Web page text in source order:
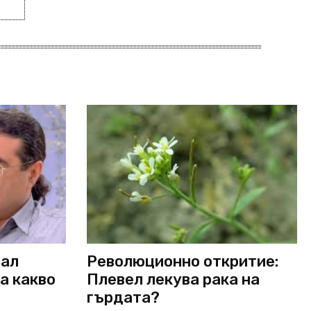
какво
Революционно откритие:
Плевел лекува рака на
гърдата?